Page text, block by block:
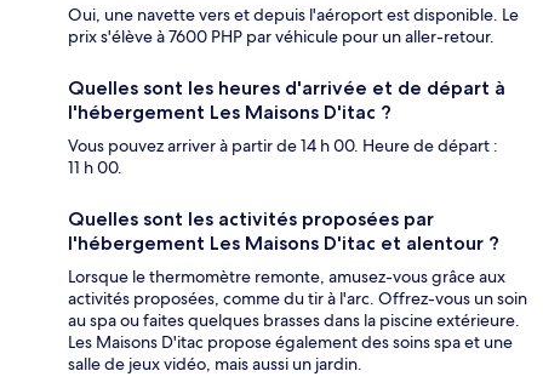
Oui, une navette vers et depuis l'aéroport est disponible. Le
prix s'élève à 7600 PHP par véhicule pour un aller-retour.
Quelles sont les heures d'arrivée et de départ à
l'hébergement Les Maisons D'itac ?
Vous pouvez arriver à partir de 14 h 00. Heure de départ :
11 h 00.
Quelles sont les activités proposées par
l'hébergement Les Maisons D'itac et alentour ?
Lorsque le thermomètre remonte, amusez-vous grâce aux
activités proposées, comme du tir à l'arc. Offrez-vous un soin
au spa ou faites quelques brasses dans la piscine extérieure.
Les Maisons D'itac propose également des soins spa et une
salle de jeux vidéo, mais aussi un jardin.